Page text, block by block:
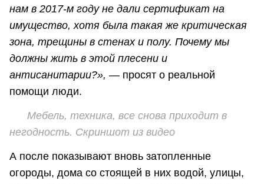
нам в 2017-м году не дали сертификат на
имущество, хотя была такая же критическая
зона, трещины в стенах и полу. Почему мы
должны жить в этой плесени и
антисанитарии?», — просят о реальной
помощи люди.
Мебель, техника, все снова приходит в
негодность. Скриншот из видео
А после показывают вновь затопленные
огороды, дома со стоящей в них водой, улицы,